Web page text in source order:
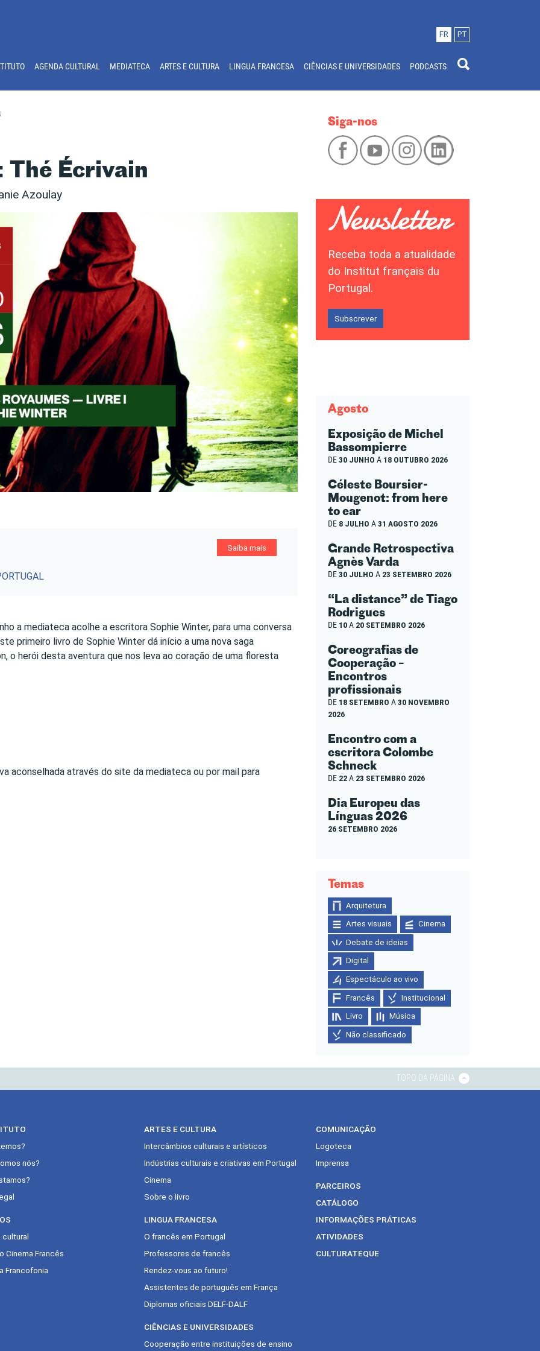
FR PT
AGENDA CULTURAL MEDIATECA ARTES E CULTURA LINGUA FRANCESA CIÊNCIAS E UNIVERSIDADES PODCASTS
Thé Écrivain
Azoulay
Saiba mais
a mediateca acolhe a escritora Sophie Winter, para uma conversa
primeiro livro de Sophie Winter dá início a uma nova saga
o herói desta aventura que nos leva ao coração de uma floresta
aconselhada através do site da mediateca ou por mail para
Siga-nos
Receba toda a atualidade
do Institut français du
Portugal.
Subscrever
Agosto
Exposição de Michel
Bassompierre
DE30 JUNHO A 18 OUTUBRO 2026
Céleste Boursier-
Mougenot: from here
to ear
DE 8 JULHO A31 AGOSTO 2026
Grande Retrospectiva
Agnès Varda
DE30 JULHO A 23 SETEMBRO 2026
“La distance” de Tiago
Rodrigues
DE 10A 20 SETEMBRO 2026
Coreografias de
Cooperação –
Encontros
profissionais
DE 18 SETEMBRO A30 NOVEMBRO
2026
Encontro com a
escritora Colombe
Schneck
DE 22A 23 SETEMBRO 2026
Dia Europeu das
Línguas 2026
26 SETEMBRO 2026
Temas
Arquitetura
Artes visuais Cinema
Debate de ideias
Digital
Espectáculo ao vivo
Francês Institucional
Livro Música
Não classificado
TOPO DA PÁGINA
nós?
cultural
Cinema Francês
Francofonia
ARTES E CULTURA
Intercâmbios culturais e artísticos
Indústrias culturais e criativas em Portugal
Cinema
Sobre o livro
LINGUA FRANCESA
O francês em Portugal
Professores de francês
Rendez-vous ao futuro!
Assistentes de português em França
Diplomas oficiais DELF-DALF
CIÊNCIAS E UNIVERSIDADES
Cooperação entre instituições de ensino
COMUNICAÇÃO
Logoteca
Imprensa
PARCEIROS
CATÁLOGO
INFORMAÇÕES PRÁTICAS
ATIVIDADES
CULTURATEQUE